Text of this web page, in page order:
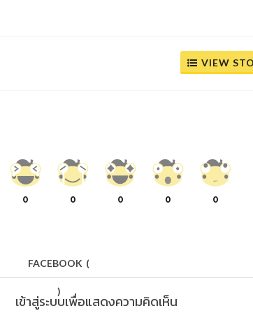
VIEW
0 0 0 0 0
FACEBOOK (
)
เข้าสู่ระบบเพื่อแสดงความคิดเห็น